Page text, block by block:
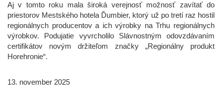
Aj v tomto roku mala široká verejnosť možnosť zavítať do
priestorov Mestského hotela Ďumbier, ktorý už po tretí raz hostil
regionálnych producentov a ich výrobky na Trhu regionálnych
výrobkov. Podujatie vyvrcholilo Slávnostným odovzdávaním
certifikátov novým držiteľom značky „Regionálny produkt
Horehronie“.
13. november 2025